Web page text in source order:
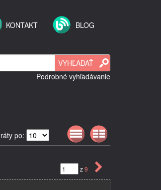
KONTAKT BLOG
Podrobné vyhľadávanie
po:
z9